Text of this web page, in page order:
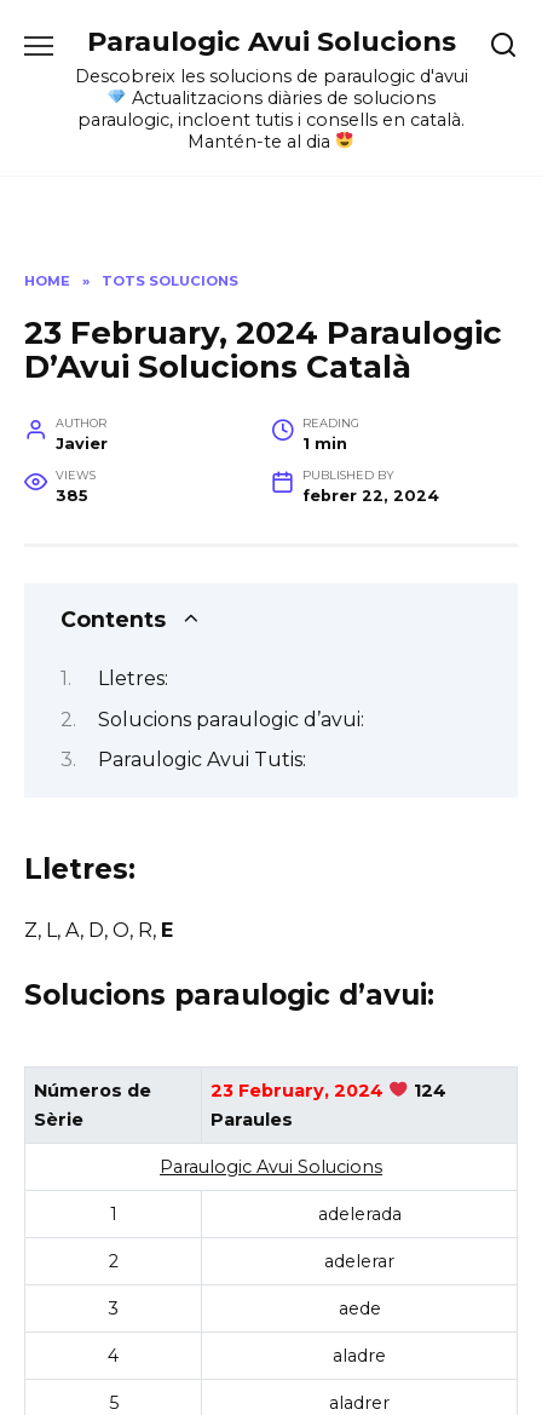
content
Paraulogic Avui Solucions
Descobreix les solucions de paraulogic d'avui
Actualitzacions diàries de solucions
paraulogic, incloent tutis i consells en català.
Mantén-te al dia
HOME » TOTS SOLUCIONS
23 February, 2024 Paraulogic
D’Avui Solucions Català
AUTHOR
Javier
READING
1 min
VIEWS
385
PUBLISHED BY
febrer 22, 2024
Contents
Lletres:
Solucions paraulogic d’avui:
Paraulogic Avui Tutis:
Lletres:
Z, L, A, D, O, R, E
Solucions paraulogic d’avui:
Números de
Sèrie
23 February, 2024
124
Paraules
Paraulogic Avui Solucions
1 adelerada
2 adelerar
3 aede
4 aladre
5 aladrer